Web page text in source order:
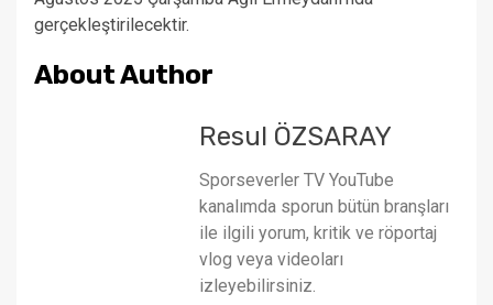
gerçekleştirilecektir.
About Author
Resul ÖZSARAY
Sporseverler TV YouTube
kanalımda sporun bütün branşları
ile ilgili yorum, kritik ve röportaj
vlog veya videoları
izleyebilirsiniz.